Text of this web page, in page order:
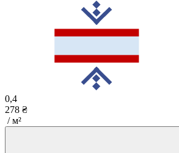
0,4
278 ₴
/ м²